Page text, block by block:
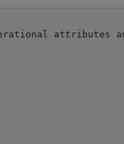
attributes